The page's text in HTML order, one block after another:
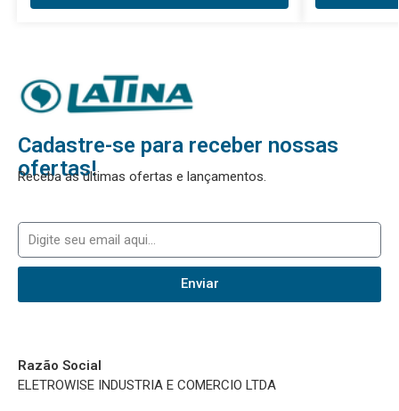
Cadastre-se para receber nossas
ofertas!
Receba as últimas ofertas e lançamentos.
Enviar
Razão Social
ELETROWISE INDUSTRIA E COMERCIO LTDA